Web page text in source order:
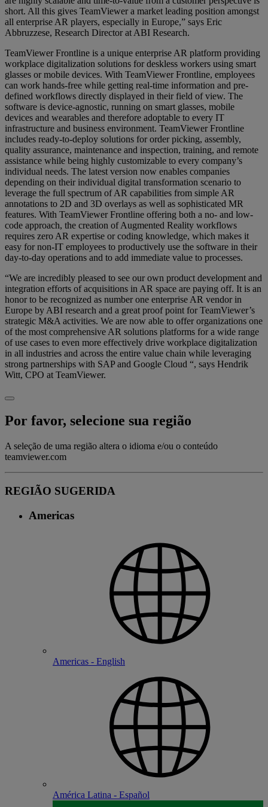
short. All this gives TeamViewer a market leading position amongst
all enterprise AR players, especially in Europe,” says Eric
Abbruzzese, Research Director at ABI Research.
TeamViewer Frontline is a unique enterprise AR platform providing
workplace digitalization solutions for deskless workers using smart
glasses or mobile devices. With TeamViewer Frontline, employees
can work hands-free while getting real-time information and pre-
defined workflows directly displayed in their field of view. The
software is device-agnostic, running on smart glasses, mobile
devices and wearables and therefore adoptable to every IT
infrastructure and business environment. TeamViewer Frontline
includes ready-to-deploy solutions for order picking, assembly,
quality assurance, maintenance and inspection, training, and remote
assistance while being highly customizable to every company’s
individual needs. The latest version now enables companies
depending on their individual digital transformation scenario to
leverage the full spectrum of AR capabilities from simple AR
annotations to 2D and 3D overlays as well as sophisticated MR
features. With TeamViewer Frontline offering both a no- and low-
code approach, the creation of Augmented Reality workflows
requires zero AR expertise or coding knowledge, which makes it
easy for non-IT employees to productively use the software in their
day-to-day operations and to add immediate value to processes.
“We are incredibly pleased to see our own product development and
integration efforts of acquisitions in AR space are paying off. It is an
honor to be recognized as number one enterprise AR vendor in
Europe by ABI research and a great proof point for TeamViewer’s
strategic M&A activities. We are now able to offer organizations one
of the most comprehensive AR solutions platforms for a wide range
of use cases to even more effectively drive workplace digitalization
in all industries and across the entire value chain while leveraging
strong partnerships with SAP and Google Cloud “, says Hendrik
Witt, CPO at TeamViewer.
Por favor, selecione sua região
A seleção de uma região altera o idioma e/ou o conteúdo
teamviewer.com
REGIÃO SUGERIDA
Americas
Americas - English
América Latina - Español